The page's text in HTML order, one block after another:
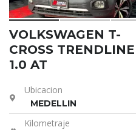
VOLKSWAGEN T-
CROSS TRENDLINE
1.0 AT
Ubicacion
MEDELLIN
Kilometraje